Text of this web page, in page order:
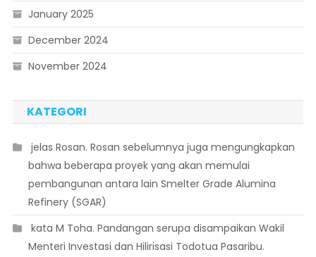
January 2025
December 2024
November 2024
KATEGORI
 jelas Rosan. Rosan sebelumnya juga mengungkapkan
bahwa beberapa proyek yang akan memulai
pembangunan antara lain Smelter Grade Alumina
Refinery (SGAR)
 kata M Toha. Pandangan serupa disampaikan Wakil
Menteri Investasi dan Hilirisasi Todotua Pasaribu.